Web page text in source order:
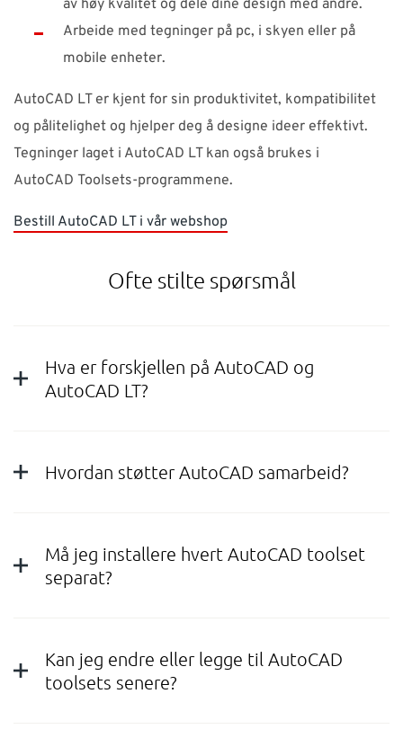
av høy kvalitet og dele dine design med andre.
Arbeide med tegninger på pc, i skyen eller på
mobile enheter.
AutoCAD LT er kjent for sin produktivitet, kompatibilitet
og pålitelighet og hjelper deg å designe ideer effektivt.
Tegninger laget i AutoCAD LT kan også brukes i
AutoCAD Toolsets-programmene.
Bestill AutoCAD LT i vår webshop
Ofte stilte spørsmål
Hva er forskjellen på AutoCAD og
AutoCAD LT?
Hvordan støtter AutoCAD samarbeid?
Må jeg installere hvert AutoCAD toolset
separat?
Kan jeg endre eller legge til AutoCAD
toolsets senere?